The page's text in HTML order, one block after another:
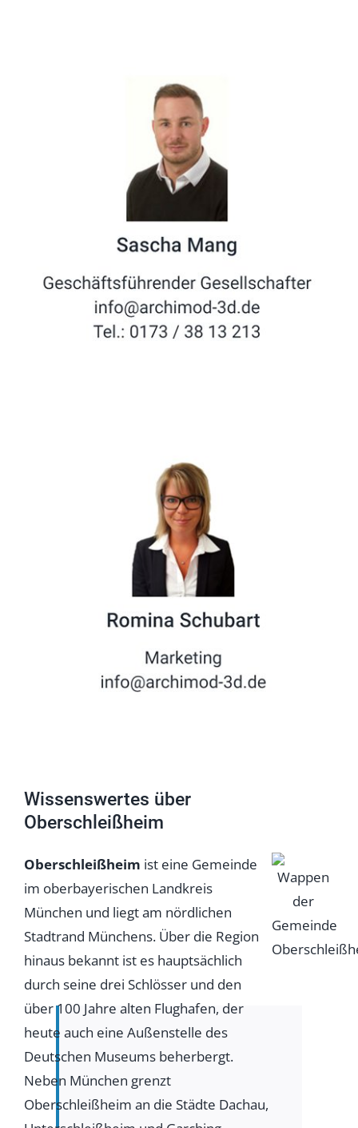
Wissenswertes über
Oberschleißheim
Oberschleißheim ist eine Gemeinde
im oberbayerischen Landkreis
München und liegt am nördlichen
Stadtrand Münchens. Über die Region
hinaus bekannt ist es hauptsächlich
durch seine drei Schlösser und den
über 100 Jahre alten Flughafen, der
heute auch eine Außenstelle des
Deutschen Museums beherbergt.
Neben München grenzt
Oberschleißheim an die Städte Dachau,